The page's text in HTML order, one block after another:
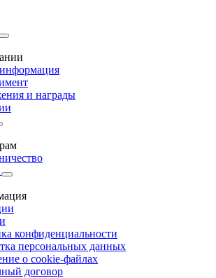
и награды
конфиденциальности
персональных данных
о cookie-файлах
договор